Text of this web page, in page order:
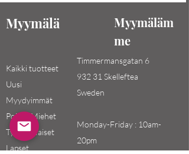
Myymälä
Myymäläm
me
Kaikki tuotteet
Uusi
Myydyimmät
Pojat / Miehet
Tytöt / Naiset
Lapset
Timmermansgatan 6
932 31 Skelleftea
Sweden
Monday-Friday : 10am-
20pm